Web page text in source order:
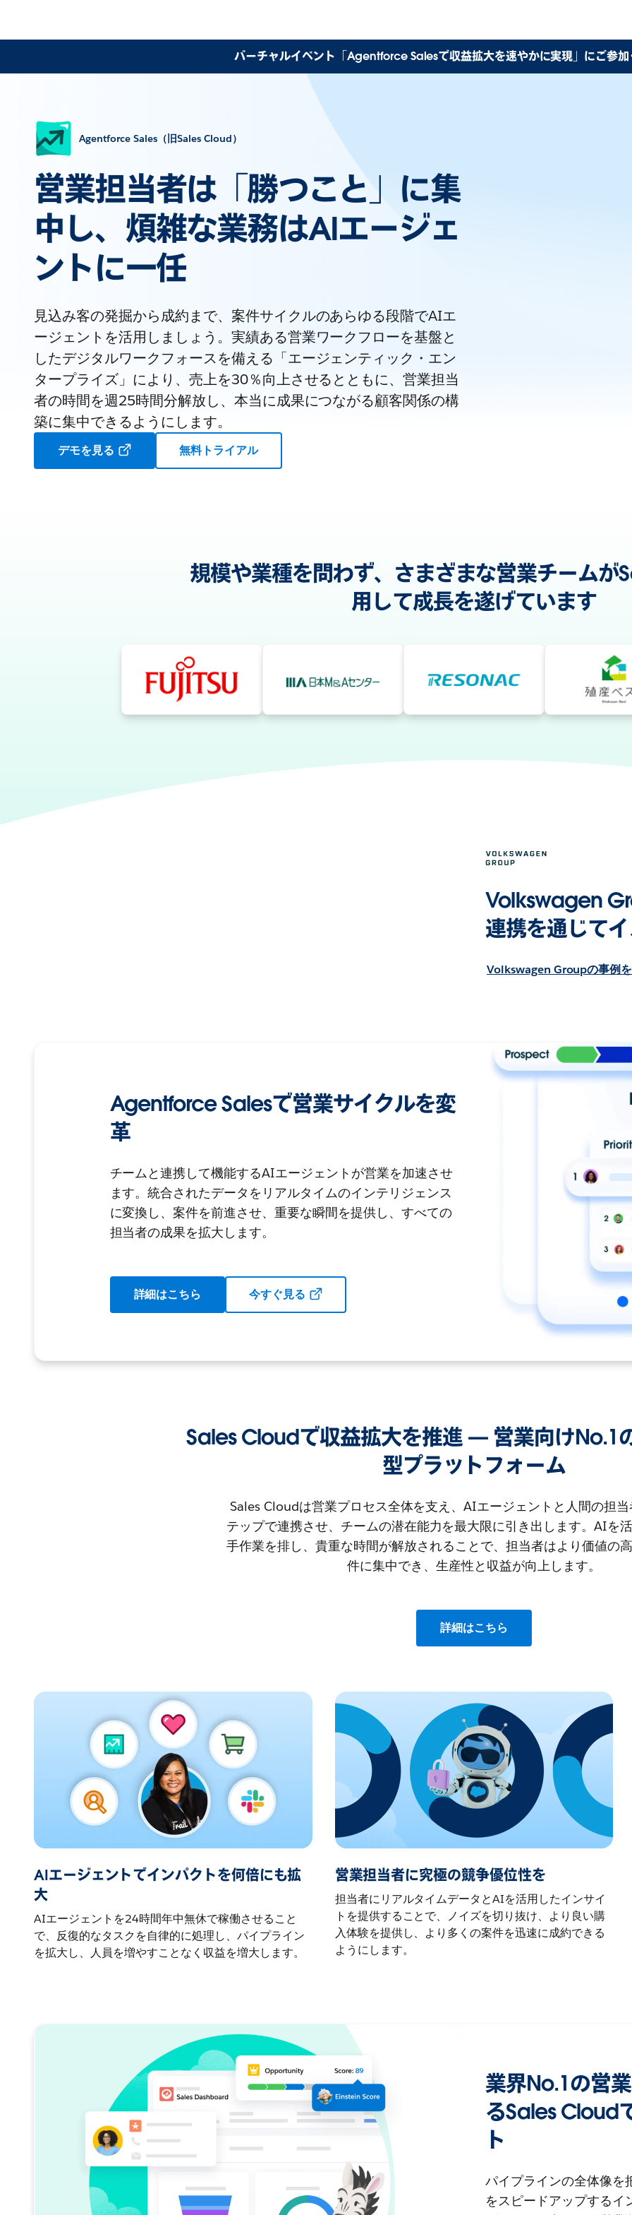
バーチャルイベント「Agentforce Salesで収益拡大を速やかに実現」にご参加
Agentforce Sales（旧Sales Cloud）
営業担当者は「勝つこと」に集
中し、煩雑な業務はAIエージェ
ントに一任
見込み客の発掘から成約まで、案件サイクルのあらゆる段階でAIエ
ージェントを活用しましょう。実績ある営業ワークフローを基盤と
したデジタルワークフォースを備える「エージェンティック・エン
タープライズ」により、売上を30％向上させるとともに、営業担当
者の時間を週25時間分解放し、本当に成果につながる顧客関係の構
築に集中できるようにします。
デモを見る 無料トライアル
規模や業種を問わず、さまざまな営業チームが
用して成長を遂げています
Volkswagen
連携を通じて
Volkswagen Groupの事例
Agentforce Salesで営業サイクルを変
革
チームと連携して機能するAIエージェントが営業を加速させ
ます。統合されたデータをリアルタイムのインテリジェンス
に変換し、案件を前進させ、重要な瞬間を提供し、すべての
担当者の成果を拡大します。
詳細はこちら 今すぐ見る
Sales Cloudで収益拡大を推進 — 営業向けNo.1
型プラットフォーム
Sales Cloudは営業プロセス全体を支え、AIエージェントと人間の担
テップで連携させ、チームの潜在能力を最大限に引き出します。AIを
手作業を排し、貴重な時間が解放されることで、担当者はより価値の
件に集中でき、生産性と収益が向上します。
詳細はこちら
AIエージェントでインパクトを何倍にも拡
大
AIエージェントを24時間年中無休で稼働させること
で、反復的なタスクを自律的に処理し、パイプライン
を拡大し、人員を増やすことなく収益を増大します。
営業担当者に究極の競争優位性を
担当者にリアルタイムデータとAIを活用したインサイ
トを提供することで、ノイズを切り抜け、より良い購
入体験を提供し、より多くの案件を迅速に成約できる
ようにします。
業界No.1の営
るSales Cloud
ト
パイプラインの全体像を
をスピードアップするイ